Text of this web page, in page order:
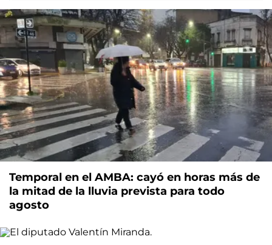
Temporal en el AMBA: cayó en horas más de
la mitad de la lluvia prevista para todo
agosto